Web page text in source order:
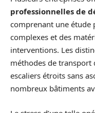
professionnelles de
comprenant une étude
complexes et des
interventions. Les
méthodes de transport
escaliers étroits sans
nombreux bâtiments